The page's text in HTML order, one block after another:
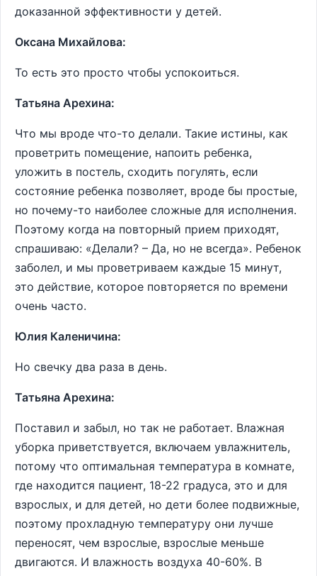
доказанной эффективности у детей.
Оксана Михайлова:
То есть это просто чтобы успокоиться.
Татьяна Арехина:
Что мы вроде что-то делали. Такие истины, как
проветрить помещение, напоить ребенка,
уложить в постель, сходить погулять, если
состояние ребенка позволяет, вроде бы простые,
но почему-то наиболее сложные для исполнения.
Поэтому когда на повторный прием приходят,
спрашиваю: «Делали? – Да, но не всегда». Ребенок
заболел, и мы проветриваем каждые 15 минут,
это действие, которое повторяется по времени
очень часто.
Юлия Каленичина:
Но свечку два раза в день.
Татьяна Арехина:
Поставил и забыл, но так не работает. Влажная
уборка приветствуется, включаем увлажнитель,
потому что оптимальная температура в комнате,
где находится пациент, 18-22 градуса, это и для
взрослых, и для детей, но дети более подвижные,
поэтому прохладную температуру они лучше
переносят, чем взрослые, взрослые меньше
двигаются. И влажность воздуха 40-60%. В